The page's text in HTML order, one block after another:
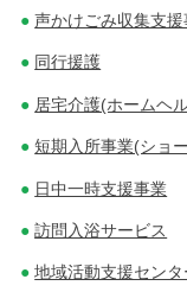
声かけごみ収集支援
同行援護
居宅介護(ホームヘ
短期入所事業(ショ
日中一時支援事業
訪問入浴サービス
地域活動支援セン